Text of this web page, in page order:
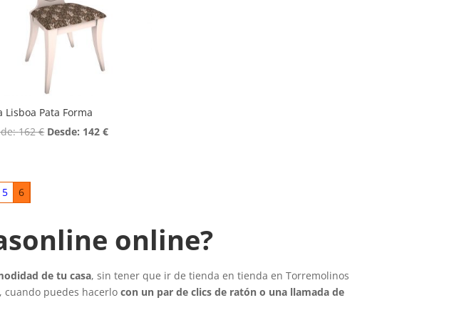
Lisboa Pata Forma
162€ Desde: 142€
5 6
online?
de tu casa, sin tener que ir de tienda en tienda en Torremolinos
cuando puedes hacerlocon un par de clics de ratón o una llamada de